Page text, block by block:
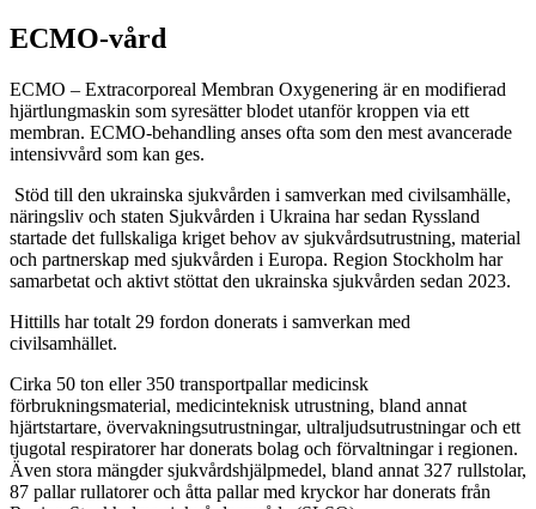
ECMO-vård
ECMO – Extracorporeal Membran Oxygenering är en modifierad
hjärtlungmaskin som syresätter blodet utanför kroppen via ett
membran. ECMO-behandling anses ofta som den mest avancerade
intensivvård som kan ges.
Stöd till den ukrainska sjukvården i samverkan med civilsamhälle,
näringsliv och staten Sjukvården i Ukraina har sedan Ryssland
startade det fullskaliga kriget behov av sjukvårdsutrustning, material
och partnerskap med sjukvården i Europa. Region Stockholm har
samarbetat och aktivt stöttat den ukrainska sjukvården sedan 2023.
Hittills har totalt 29 fordon donerats i samverkan med
civilsamhället.
Cirka 50 ton eller 350 transportpallar medicinsk
förbrukningsmaterial, medicinteknisk utrustning, bland annat
hjärtstartare, övervakningsutrustningar, ultraljudsutrustningar och ett
tjugotal respiratorer har donerats bolag och förvaltningar i regionen.
Även stora mängder sjukvårdshjälpmedel, bland annat 327 rullstolar,
87 pallar rullatorer och åtta pallar med kryckor har donerats från